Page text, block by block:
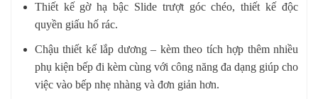
Thiết kế gờ hạ bậc Slide trượt góc chéo, thiết kế độc
quyền giấu hố rác.
Chậu thiết kế lắp dương – kèm theo tích hợp thêm nhiều
phụ kiện bếp đi kèm cùng với công năng đa dạng giúp cho
việc vào bếp nhẹ nhàng và đơn giản hơn.